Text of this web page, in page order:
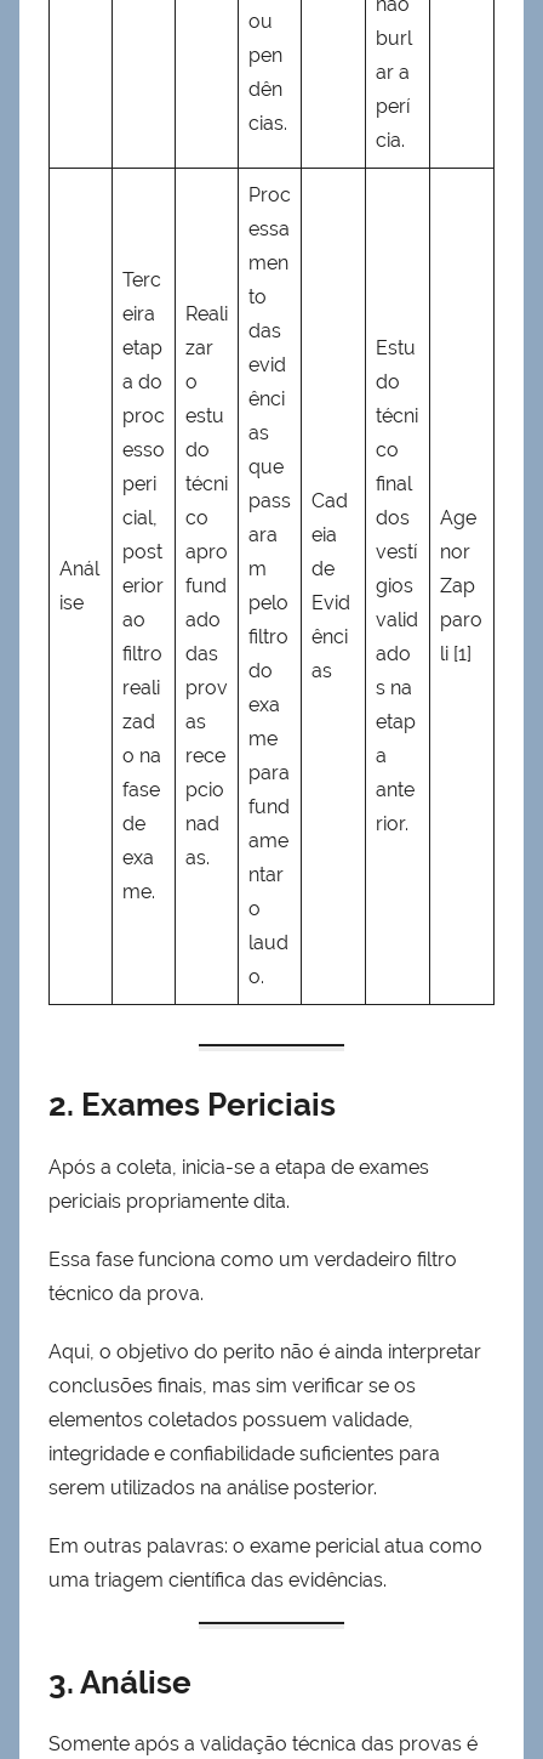
ou
pen
dên
cias.
burl
ar a
perí
cia.
Anál
ise
Terc
eira
etap
a do
proc
esso
peri
cial,
post
erior
ao
filtro
reali
zad
o na
fase
de
exa
me.
Reali
zar
o
estu
do
técni
co
apro
fund
ado
das
prov
as
rece
pcio
nad
as.
Proc
essa
men
to
das
evid
ênci
as
que
pass
ara
m
pelo
filtro
do
exa
me
para
fund
ame
ntar
o
laud
o.
Cad
eia
de
Evid
ênci
as
Estu
do
técni
co
final
dos
vestí
gios
valid
ado
s na
etap
a
ante
rior.
Age
nor
Zap
paro
li [1]
2. Exames Periciais
Após a coleta, inicia-se a etapa de exames
periciais propriamente dita.
Essa fase funciona como um verdadeiro filtro
técnico da prova.
Aqui, o objetivo do perito não é ainda interpretar
conclusões finais, mas sim verificar se os
elementos coletados possuem validade,
integridade e confiabilidade suficientes para
serem utilizados na análise posterior.
Em outras palavras: o exame pericial atua como
uma triagem científica das evidências.
3. Análise
Somente após a validação técnica das provas é